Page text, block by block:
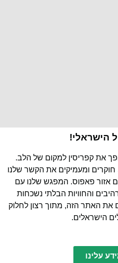
הישראלי!
את קפריסין למקום של הלב.
ומעמיקים את הקשר שלנו
אזור פאפוס. המפגש שלנו עם
והחוויות הבלתי נשכחות
את האתר הזה, מתוך רצון לחלוק
הישראלים.
עלינו